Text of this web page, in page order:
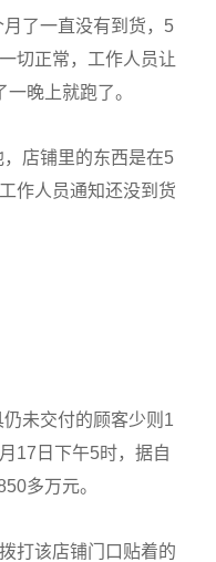
了一直没有到货，5
切正常，工作人员让
晚上就跑了。
店铺里的东西是在5
作人员通知还没到货
未交付的顾客少则1
17日下午5时，据自
多万元。
打该店铺门口贴着的